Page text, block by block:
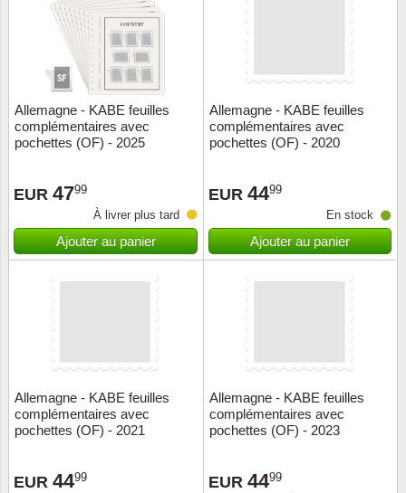
Allemagne - KABE feuilles
complémentaires avec
pochettes (OF) - 2025
EUR 4799
À livrer plus tard
Ajouter au panier
Allemagne - KABE feuilles
complémentaires avec
pochettes (OF) - 2020
EUR 4499
En stock
Ajouter au panier
Allemagne - KABE feuilles
complémentaires avec
pochettes (OF) - 2021
EUR 4499
Allemagne - KABE feuilles
complémentaires avec
pochettes (OF) - 2023
EUR 4499
Love
Chypre